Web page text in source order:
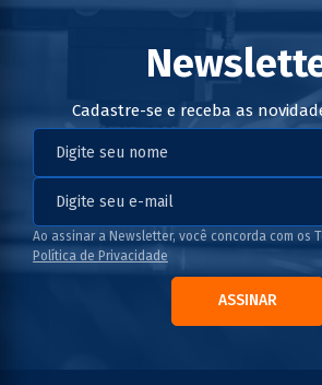
Cadastre-se e receba as
Ao assinar a Newsletter, você concorda com os
Política de Privacidade
ASSINAR